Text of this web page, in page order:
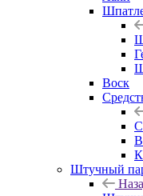
Воск
Штучный